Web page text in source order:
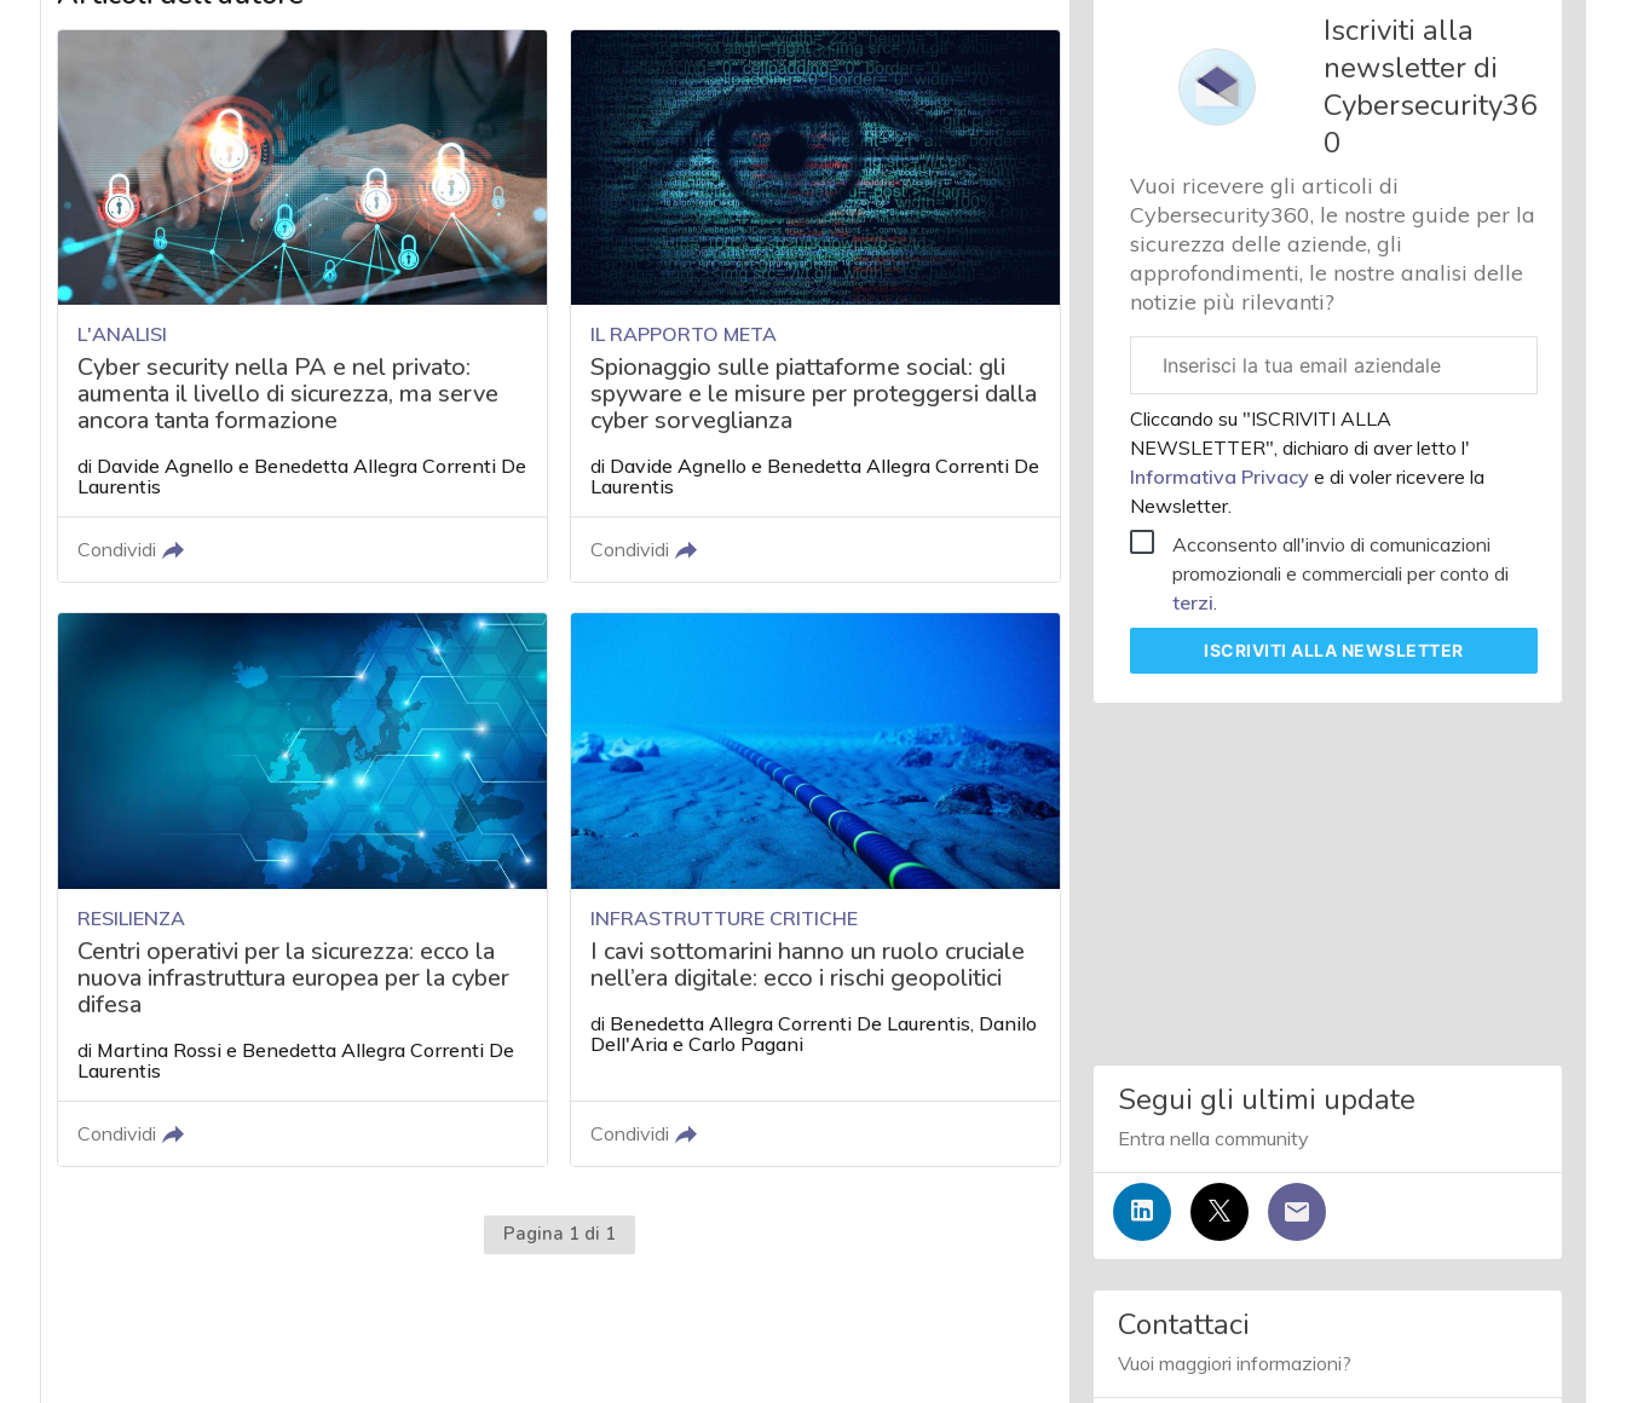
sicurezza
e privacy
siamo
L'ANALISI
Cyber security nella PA e nel privato:
aumenta il livello di sicurezza, ma serve
ancora tanta formazione
di Davide Agnello e Benedetta Allegra Correnti De
Laurentis
Condividi
IL RAPPORTO META
Spionaggio sulle piattaforme social: gli
spyware e le misure per proteggersi dalla
cyber sorveglianza
di Davide Agnello e Benedetta Allegra Correnti De
Laurentis
Condividi
RESILIENZA
Centri operativi per la sicurezza: ecco la
nuova infrastruttura europea per la cyber
difesa
di Martina Rossie Benedetta Allegra Correnti De
Laurentis
Condividi
INFRASTRUTTURE CRITICHE
I cavi sottomarini hanno un ruolo cruciale
nell’era digitale: ecco i rischi geopolitici
di Benedetta Allegra Correnti De Laurentis Danilo
Dell'Aria eCarlo Pagani
Condividi
Pagina 1 di 1
Iscriviti alla
newsletter di
Cybersecurity36
0
Vuoi ricevere gli articoli di
Cybersecurity360, le nostre guide per la
sicurezza delle aziende, gli
approfondimenti, le nostre analisi delle
notizie più rilevanti?
aziendale
Cliccando su "ISCRIVITI ALLA
NEWSLETTER", dichiaro di aver letto l'
Informativa Privacye di voler ricevere la
Newsletter.
Acconsento all'invio di comunicazioni
promozionali e commerciali per conto di
terzi.
ISCRIVITIALLA NEWSLETTER
Segui gli ultimi update
Entra nella community
Contattaci
Vuoi maggiori informazioni?